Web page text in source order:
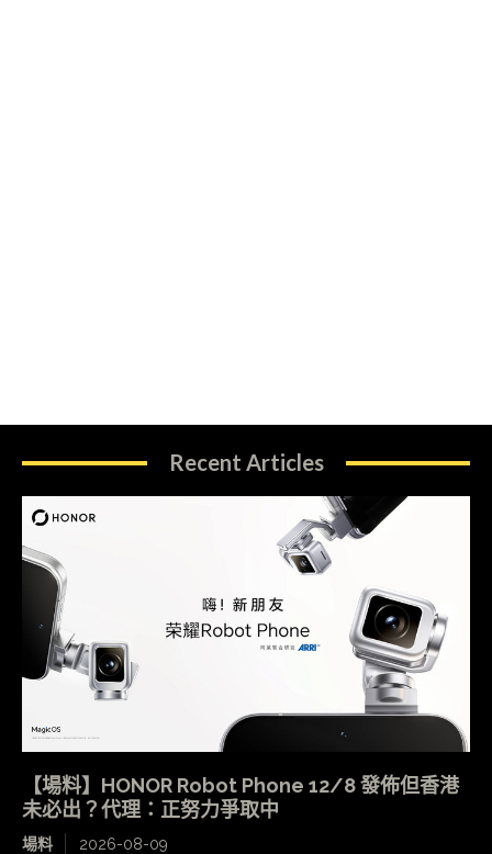
Recent Articles
【場料】HONOR Robot Phone 12/8 發佈但香港
未必出？代理：正努力爭取中
場料 2026-08-09